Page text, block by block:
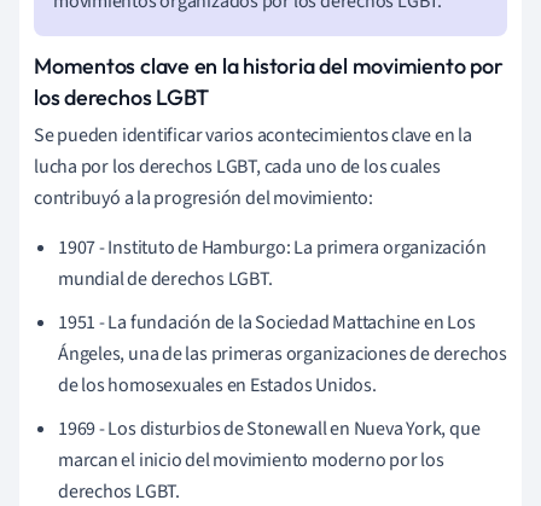
Momentos clave en la historia del movimiento por
los derechos LGBT
Se pueden identificar varios acontecimientos clave en la
lucha por los derechos LGBT, cada uno de los cuales
contribuyó a la progresión del movimiento:
1907 - Instituto de Hamburgo: La primera organización
mundial de derechos LGBT.
1951 - La fundación de la Sociedad Mattachine en Los
Ángeles, una de las primeras organizaciones de derechos
de los homosexuales en Estados Unidos.
1969 - Los disturbios de Stonewall en Nueva York, que
marcan el inicio del movimiento moderno por los
derechos LGBT.